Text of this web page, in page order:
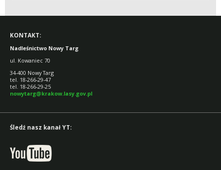
KONTAKT:
Nadleśnictwo Nowy Targ
ul. Kowaniec 70
34-400 Nowy Targ
tel. 18-266-29-47
tel. 18-266-29-25
nowytarg@krakow.lasy.gov.pl
Śledź nasz kanał YT: